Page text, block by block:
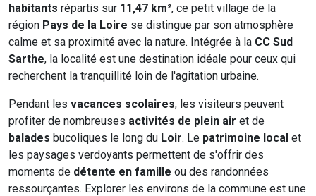
habitants répartis sur 11,47 km², ce petit village de la
région Pays de la Loire se distingue par son atmosphère
calme et sa proximité avec la nature. Intégrée à la CC Sud
Sarthe, la localité est une destination idéale pour ceux qui
recherchent la tranquillité loin de l'agitation urbaine.
Pendant les vacances scolaires, les visiteurs peuvent
profiter de nombreuses activités de plein air et de
balades bucoliques le long du Loir. Le patrimoine local et
les paysages verdoyants permettent de s'offrir des
moments de détente en famille ou des randonnées
ressourçantes. Explorer les environs de la commune est une